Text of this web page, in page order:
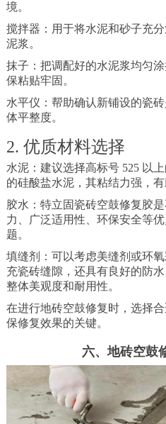
境。
搅拌器：用于将水泥和砂子充
泥浆。
抹子：把调配好的水泥浆均匀
保粘贴牢固。
水平仪：帮助确认新铺设的瓷
体平整度。
2. 优质材料选择
水泥：建议选择高标号 525 以
的硅酸盐水泥，其粘结力强，
胶水：特立固瓷砖空鼓修复胶
力、广泛适用性、环保安全等
题。
填缝剂：可以考虑美缝剂或环
充瓷砖缝隙，还具有良好的防
整体美观度和耐用性。
在进行地砖空鼓修复时，选择
保修复效果的关键。
六、地砖空鼓